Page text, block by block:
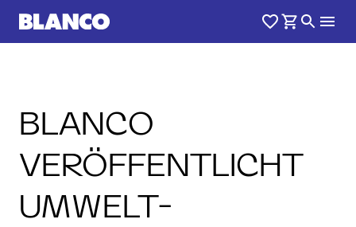
BLANCO
VERÖFFENTLICHT
UMWELT-